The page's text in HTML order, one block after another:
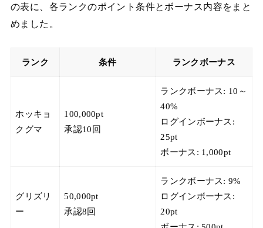
の表に、各ランクのポイント条件とボーナス内容をまと
めました。
ランク 条件 ランクボーナス
ホッキョ
クグマ
100,000pt
承認10回
ランクボーナス: 10～
40%
ログインボーナス:
25pt
ボーナス: 1,000pt
グリズリ
ー
50,000pt
承認8回
ランクボーナス: 9%
ログインボーナス:
20pt